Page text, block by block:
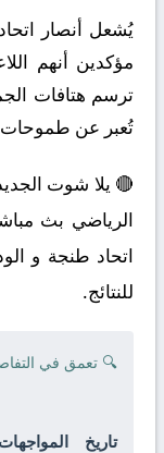
يُشعل أنصار
مؤكدين أنهم
ترسم هتافات
تُعبر عن طموحات
🔴 يلا شوت
الرياضي بث
للنتائج.
🔍 تعمق في
تاريخ